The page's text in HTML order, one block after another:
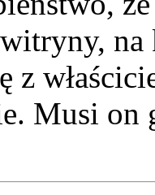
na
z
Musi on